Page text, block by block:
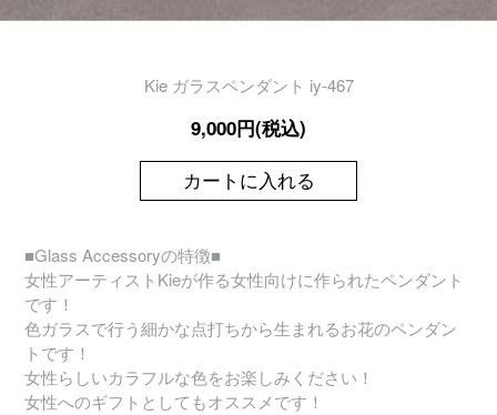
Kie ガラスペンダント iy-467
9,000円(税込)
カートに入れる
■Glass Accessoryの特徴■
女性アーティストKieが作る女性向けに作られたペンダント
です！
色ガラスで行う細かな点打ちから生まれるお花のペンダン
トです！
女性らしいカラフルな色をお楽しみください！
女性へのギフトとしてもオススメです！